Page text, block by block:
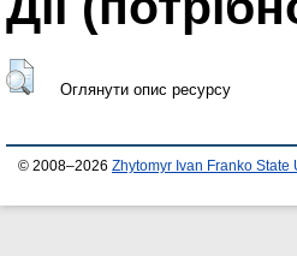
Оглянути опис ресурсу
© 2008–2026 Zhytomyr Ivan Franko State